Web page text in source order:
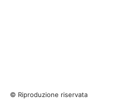
© Riproduzione riservata